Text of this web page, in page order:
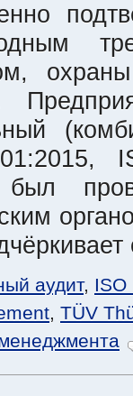
был
аудит, ISO
, TÜV